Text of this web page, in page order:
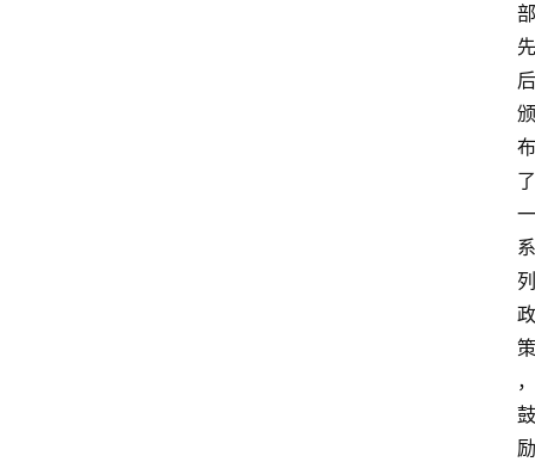
部
先
后
颁
布
了
一
系
列
政
策
，
鼓
励